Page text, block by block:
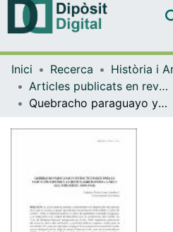
Inici Recerca
Història i
Articles publicats en revistes (Història i Arqueologia)
Quebracho paraguayo y extracto tánico para la curtición española: la revista barcelonesa La Piel y sus Industrias (1909-1940)